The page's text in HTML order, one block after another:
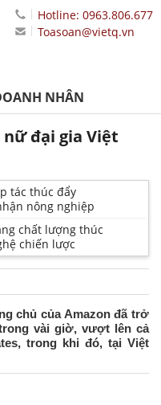
Hotline: 0963.806.677
Toasoan@vietq.vn
NHÂN
đại gia Việt
tác thúc đẩy
nông nghiệp
chất lượng thúc
chiến lược
chủ của Amazon đã trở
vài giờ, vượt lên cả
trong khi đó, tại Việt